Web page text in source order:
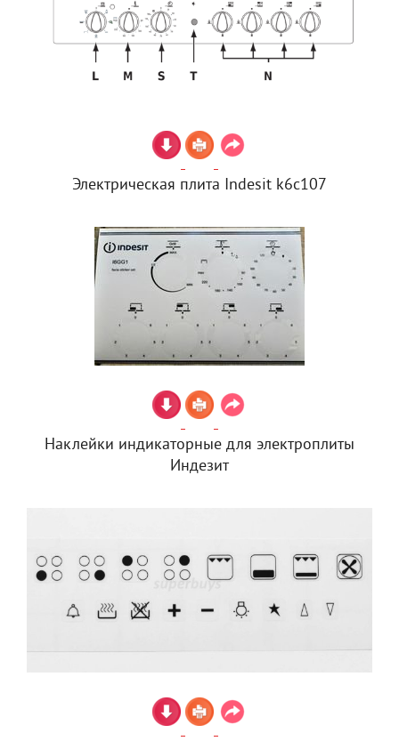
Электрическая плита Indesit k6c107
Наклейки индикаторные для электроплиты
Индезит